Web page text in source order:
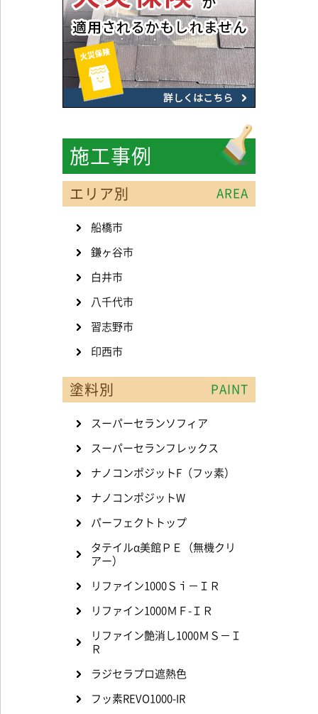
施工事例
エリア別 AREA
船橋市
鎌ヶ谷市
白井市
八千代市
習志野市
印西市
塗料別 PAINT
スーパーセランソフィア
スーパーセランフレックス
ナノコンポジットF（フッ素）
ナノコンポジットW
パーフェクトトップ
タテイルα美館ＰＥ（無機クリ
アー）
リファイン1000Ｓｉ－ＩＲ
リファイン1000ＭＦ-ＩＲ
リファイン艶消し1000ＭＳ－Ｉ
Ｒ
ラジセラプロ遮熱色
フッ素REVO1000-IR